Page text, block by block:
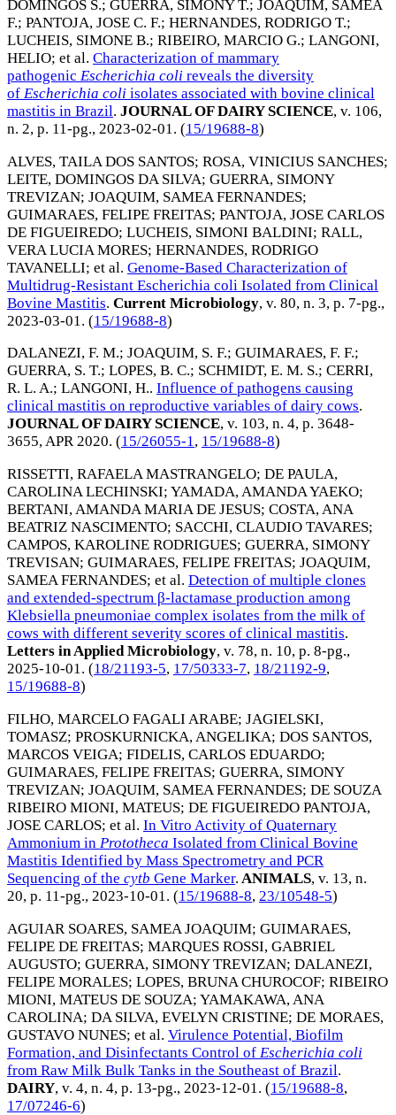
DOMINGOS S.; GUERRA, SIMONY T.; JOAQUIM, SAMEA
F.; PANTOJA, JOSE C. F.; HERNANDES, RODRIGO T.;
LUCHEIS, SIMONE B.; RIBEIRO, MARCIO G.; LANGONI,
HELIO; et al. Characterization of mammary
pathogenic Escherichia coli reveals the diversity
of Escherichia coli isolates associated with bovine clinical
mastitis in Brazil. JOURNAL OF DAIRY SCIENCE, v. 106,
n. 2, p. 11-pg., 2023-02-01. (15/19688-8)
ALVES, TAILA DOS SANTOS; ROSA, VINICIUS SANCHES;
LEITE, DOMINGOS DA SILVA; GUERRA, SIMONY
TREVIZAN; JOAQUIM, SAMEA FERNANDES;
GUIMARAES, FELIPE FREITAS; PANTOJA, JOSE CARLOS
DE FIGUEIREDO; LUCHEIS, SIMONI BALDINI; RALL,
VERA LUCIA MORES; HERNANDES, RODRIGO
TAVANELLI; et al. Genome-Based Characterization of
Multidrug-Resistant Escherichia coli Isolated from Clinical
Bovine Mastitis. Current Microbiology, v. 80, n. 3, p. 7-pg.,
2023-03-01 . (15/19688-8)
DALANEZI, F. M.; JOAQUIM, S. F.; GUIMARAES, F. F.;
GUERRA, S. T.; LOPES, B. C.; SCHMIDT, E. M. S.; CERRI,
R. L. A.; LANGONI, H.. Influence of pathogens causing
clinical mastitis on reproductive variables of dairy cows.
JOURNAL OF DAIRY SCIENCE, v. 103, n. 4, p. 3648-
3655,APR 2020. (15/26055-1, 15/19688-8)
RISSETTI, RAFAELA MASTRANGELO; DE PAULA,
CAROLINA LECHINSKI; YAMADA, AMANDA YAEKO;
BERTANI, AMANDA MARIA DE JESUS; COSTA, ANA
BEATRIZ NASCIMENTO; SACCHI, CLAUDIO TAVARES;
CAMPOS, KAROLINE RODRIGUES; GUERRA, SIMONY
TREVISAN; GUIMARAES, FELIPE FREITAS; JOAQUIM,
SAMEA FERNANDES; et al. Detection of multiple clones
and extended-spectrum β-lactamase production among
Klebsiella pneumoniae complex isolates from the milk of
cows with different severity scores of clinical mastitis.
Letters in Applied Microbiology, v. 78, n. 10, p. 8-pg.,
2025-10-01. (18/21193-5, 17/50333-7, 18/21192-9,
15/19688-8)
FILHO, MARCELO FAGALI ARABE; JAGIELSKI,
TOMASZ; PROSKURNICKA, ANGELIKA; DOS SANTOS,
MARCOS VEIGA; FIDELIS, CARLOS EDUARDO;
GUIMARAES, FELIPE FREITAS; GUERRA, SIMONY
TREVIZAN; JOAQUIM, SAMEA FERNANDES; DE SOUZA
RIBEIRO MIONI, MATEUS; DE FIGUEIREDO PANTOJA,
JOSE CARLOS; et al. In Vitro Activity of Quaternary
Ammonium in Prototheca Isolated from Clinical Bovine
Mastitis Identified by Mass Spectrometry and PCR
Sequencing of the cytb Gene Marker. ANIMALS, v. 13, n.
20, p. 11-pg., 2023-10-01. (15/19688-8, 23/10548-5)
AGUIAR SOARES, SAMEA JOAQUIM; GUIMARAES,
FELIPE DE FREITAS; MARQUES ROSSI, GABRIEL
AUGUSTO; GUERRA, SIMONY TREVIZAN; DALANEZI,
FELIPE MORALES; LOPES, BRUNA CHUROCOF; RIBEIRO
MIONI, MATEUS DE SOUZA; YAMAKAWA, ANA
CAROLINA; DA SILVA, EVELYN CRISTINE; DE MORAES,
GUSTAVO NUNES; et al. Virulence Potential, Biofilm
Formation, and Disinfectants Control of Escherichia coli
from Raw Milk Bulk Tanks in the Southeast of Brazil.
DAIRY, v. 4, n. 4, p. 13-pg., 2023-12-01 . (15/19688-8,
17/07246-6)